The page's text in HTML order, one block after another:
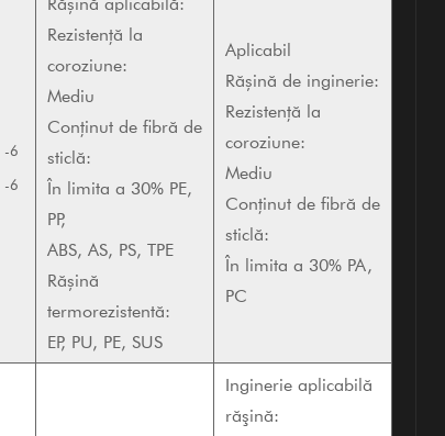
-6
-6
Rezistență la
coroziune:
Mediu
Conținut de fibră de
sticlă:
În limita a 30% PE,
PP,
ABS, AS, PS, TPE
Rășină
termorezistentă:
EP, PU, ​​PE, SUS
Aplicabil
Rășină de inginerie:
Rezistență la
coroziune:
Mediu
Conținut de fibră de
sticlă:
În limita a 30% PA,
PC
Inginerie aplicabilă
răşină: